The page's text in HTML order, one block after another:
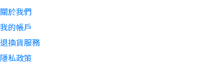
關於我們
我的帳戶
退換貨服務
隱私政策